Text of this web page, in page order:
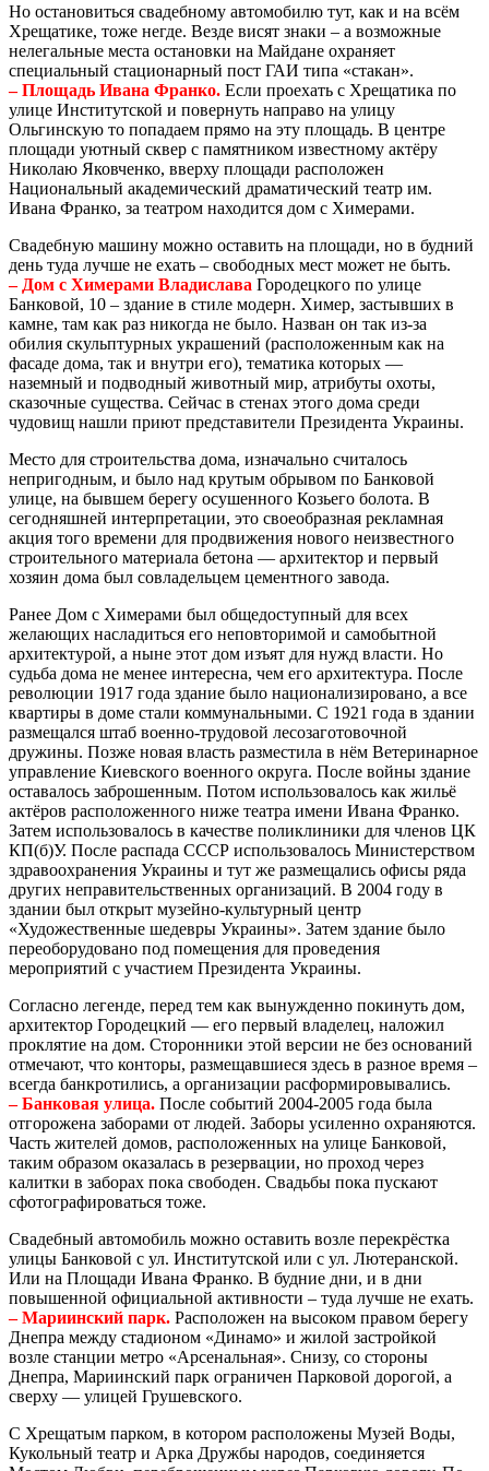
Но остановиться свадебному автомобилю тут, как и на всём
Хрещатике, тоже негде. Везде висят знаки – а возможные
нелегальные места остановки на Майдане охраняет
специальный стационарный пост ГАИ типа «стакан».
– Площадь Ивана Франко. Если проехать с Хрещатика по
улице Институтской и повернуть направо на улицу
Ольгинскую то попадаем прямо на эту площадь. В центре
площади уютный сквер с памятником известному актёру
Николаю Яковченко, вверху площади расположен
Национальный академический драматический театр им.
Ивана Франко, за театром находится дом с Химерами.
Свадебную машину можно оставить на площади, но в будний
день туда лучше не ехать – свободных мест может не быть.
– Дом с Химерами Владислава Городецкого по улице
Банковой, 10 – здание в стиле модерн. Химер, застывших в
камне, там как раз никогда не было. Назван он так из-за
обилия скульптурных украшений (расположенным как на
фасаде дома, так и внутри его), тематика которых —
наземный и подводный животный мир, атрибуты охоты,
сказочные существа. Сейчас в стенах этого дома среди
чудовищ нашли приют представители Президента Украины.
Место для строительства дома, изначально считалось
непригодным, и было над крутым обрывом по Банковой
улице, на бывшем берегу осушенного Козьего болота. В
сегодняшней интерпретации, это своеобразная рекламная
акция того времени для продвижения нового неизвестного
строительного материала бетона — архитектор и первый
хозяин дома был совладельцем цементного завода.
Ранее Дом с Химерами был общедоступный для всех
желающих насладиться его неповторимой и самобытной
архитектурой, а ныне этот дом изъят для нужд власти. Но
судьба дома не менее интересна, чем его архитектура. После
революции 1917 года здание было национализировано, а все
квартиры в доме стали коммунальными. С 1921 года в здании
размещался штаб военно-трудовой лесозаготовочной
дружины. Позже новая власть разместила в нём Ветеринарное
управление Киевского военного округа. После войны здание
оставалось заброшенным. Потом использовалось как жильё
актёров расположенного ниже театра имени Ивана Франко.
Затем использовалось в качестве поликлиники для членов ЦК
КП(б)У. После распада СССР использовалось Министерством
здравоохранения Украины и тут же размещались офисы ряда
других неправительственных организаций. В 2004 году в
здании был открыт музейно-культурный центр
«Художественные шедевры Украины». Затем здание было
переоборудовано под помещения для проведения
мероприятий с участием Президента Украины.
Согласно легенде, перед тем как вынужденно покинуть дом,
архитектор Городецкий — его первый владелец, наложил
проклятие на дом. Сторонники этой версии не без оснований
отмечают, что конторы, размещавшиеся здесь в разное время –
всегда банкротились, а организации расформировывались.
– Банковая улица. После событий 2004-2005 года была
отгорожена заборами от людей. Заборы усиленно охраняются.
Часть жителей домов, расположенных на улице Банковой,
таким образом оказалась в резервации, но проход через
калитки в заборах пока свободен. Свадьбы пока пускают
сфотографироваться тоже.
Свадебный автомобиль можно оставить возле перекрёстка
улицы Банковой с ул. Институтской или с ул. Лютеранской.
Или на Площади Ивана Франко. В будние дни, и в дни
повышенной официальной активности – туда лучше не ехать.
– Мариинский парк. Расположен на высоком правом берегу
Днепра между стадионом «Динамо» и жилой застройкой
возле станции метро «Арсенальная». Снизу, со стороны
Днепра, Мариинский парк ограничен Парковой дорогой, а
сверху — улицей Грушевского.
С Хрещатым парком, в котором расположены Музей Воды,
Кукольный театр и Арка Дружбы народов, соединяется